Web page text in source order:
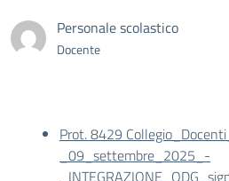
Personale scolastico
Docente
Prot. 8429
_09_settembre_2025_-